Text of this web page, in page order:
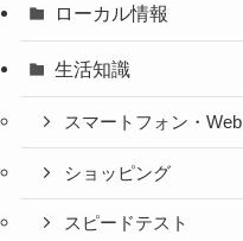
ローカル情報
生活知識
スマートフォン・Web
ショッピング
スピードテスト